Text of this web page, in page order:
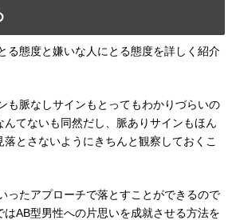
る態度と嫌いな人にとる態度を詳しく紹介
も脈なしサインもとってもわかりづらいの
てないも同然だし、脈ありサインもほん
とさないようにきちんと観察しておくこ
ったアプローチで落とすことができるので
はAB型男性への片思いを成就させる方法を